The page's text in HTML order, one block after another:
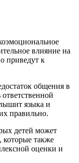
влияние на
приведут к
общения в
языка и
правильно.
детей может
которые также
оценки и